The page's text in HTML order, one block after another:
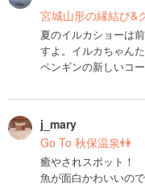
宮城山形の縁結び&
夏のイルカショーは
すよ。イルカちゃん
ペンギンの新しいコ
j_mary
Go To 秋保温泉👫
癒やされスポット！
魚が面白かわいいので